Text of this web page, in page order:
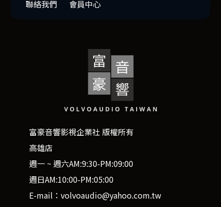
聯絡我們
會員中心
富豪音響影視企業社 版權所有
高雄店
週一 ~ 週六AM:9:30-PM:09:00
週日AM:10:00-PM:05:00
E-mail：volvoaudio@yahoo.com.tw